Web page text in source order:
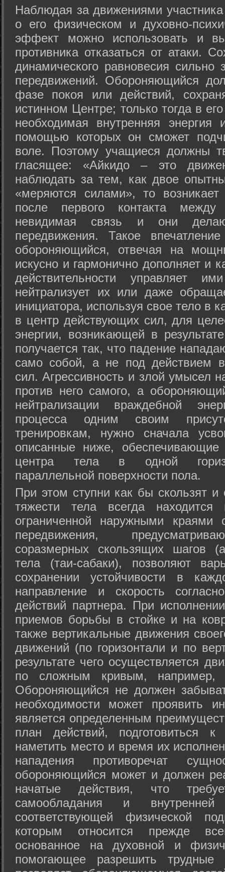
Hаблюдая за движениями
о его физическом и духовно-
эффект можно использовать и
противника отказаться от атаки.
динамического равновесия сильно
передвижений. Обороняющийся
фазе покоя или действий,
истинном Центре; только тогда в
необходимая внутренняя
помощью которых он сможет
воле. Поэтому учащиеся должны
гласящее: «Айкидо – это
наблюдать за тем, как двое
«меряются силами», то возникает
после первого контакта
невидимая связь и они
передвижения. Такое
обороняющийся, отвечая на
искусно и гармонично дополняет и
действительности управляет
нейтрализует их или даже
инициатора, используя свое тело в
в центр действующих сил, для
энергии, возникающей в
получается так, что падение
само собой, а не под действием
сил. Агрессивность и злой умысел
против него самого, а
нейтрализации враждебной
процесса одним своим
тренировкам, нужно сначала
описанные ниже, обеспечивающие
центра тела в одной
параллельной поверхности пола.
При этом ступни как бы скользят
тяжести тела всегда
ограниченной наружными краями
передвижения,
соразмерных скользящих шагов
тела (таи-сабаки), позволяют
сохранении устойчивости в
направление и скорость
действий партнера. При
приемов борьбы в стойке и на
также вертикальные движения
движений (по горизонтали и по
результате чего осуществляется
по сложным кривым, например,
Обороняющийся не должен
необходимости может проявить
является определенным
план действий, подготовиться
наметить место и время их
нападения противоречат
обороняющийся может и должен
начатые действия, что
самообладания и
соответствующей физической
которым относится прежде
основанное на духовной и
помогающее разрешить